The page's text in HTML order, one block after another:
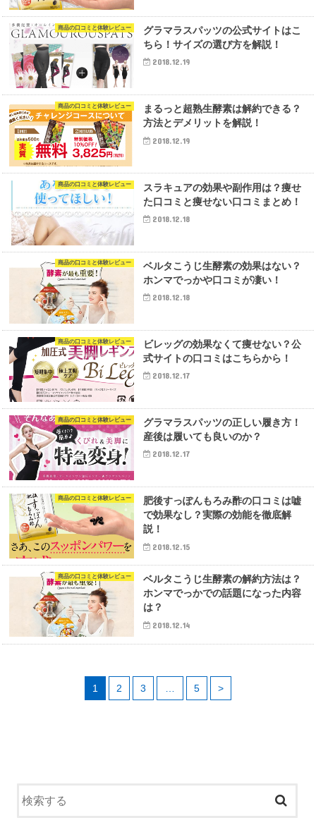
商品の口コミと体験レビュー
グラマラスパッツの公式サイトはこ
ちら！サイズの選び方を解説！
2018.12.19
商品の口コミと体験レビュー
まるっと超熟生酵素は解約できる？
方法とデメリットを解説！
2018.12.19
商品の口コミと体験レビュー
スラキュアの効果や副作用は？痩せ
た口コミと痩せない口コミまとめ！
2018.12.18
商品の口コミと体験レビュー
ベルタこうじ生酵素の効果はない？
ホンマでっかや口コミが凄い！
2018.12.18
商品の口コミと体験レビュー
ビレッグの効果なくて痩せない？公
式サイトの口コミはこちらから！
2018.12.17
商品の口コミと体験レビュー
グラマラスパッツの正しい履き方！
産後は履いても良いのか？
2018.12.17
商品の口コミと体験レビュー
肥後すっぽんもろみ酢の口コミは嘘
で効果なし？実際の効能を徹底解
説！
2018.12.15
商品の口コミと体験レビュー
ベルタこうじ生酵素の解約方法は？
ホンマでっかでの話題になった内容
は？
2018.12.14
1 2 3 5 >